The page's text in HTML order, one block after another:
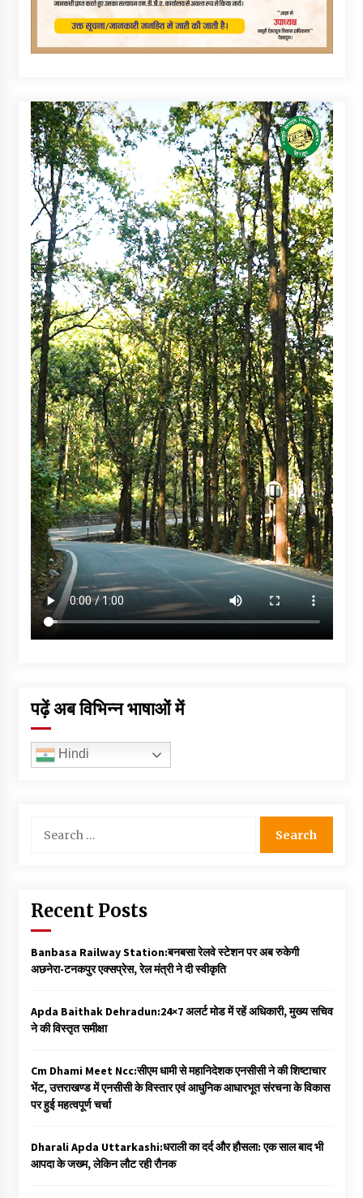
पढ़ें अब विभिन्न भाषाओं में
Hindi
for:
Recent Posts
Banbasa Railway Station:बनबसा रेलवे स्टेशन पर अब रुकेगी
अछनेरा-टनकपुर एक्सप्रेस, रेल मंत्री ने दी स्वीकृति
Apda Baithak Dehradun:24×7 अलर्ट मोड में रहें अधिकारी, मुख्य सचिव
ने की विस्तृत समीक्षा
Cm Dhami Meet Ncc:सीएम धामी से महानिदेशक एनसीसी ने की शिष्टाचार
भेंट, उत्तराखण्ड में एनसीसी के विस्तार एवं आधुनिक आधारभूत संरचना के विकास
पर हुई महत्वपूर्ण चर्चा
Dharali Apda Uttarkashi:धराली का दर्द और हौसला: एक साल बाद भी
आपदा के जख्म, लेकिन लौट रही रौनक